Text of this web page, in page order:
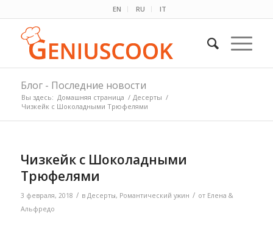
EN RU IT
Блог - Последние новости
Вы здесь: Домашняя страница / Десерты /
Чизкейк с Шоколадными Трюфелями
Чизкейк с Шоколадными
Трюфелями
3 февраля, 2018 / в Десерты, Романтический ужин / от Елена &
Альфредо